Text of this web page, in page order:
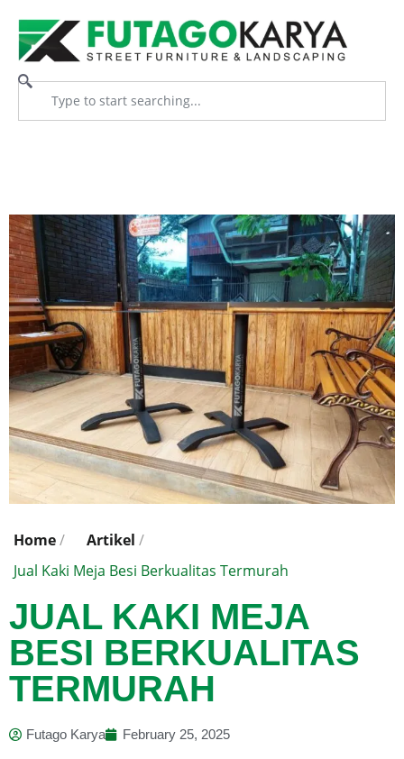
Home/ Artikel /
Jual Kaki Meja Besi Berkualitas Termurah
JUAL KAKI MEJA
BESI BERKUALITAS
TERMURAH
Futago Karya February 25, 2025